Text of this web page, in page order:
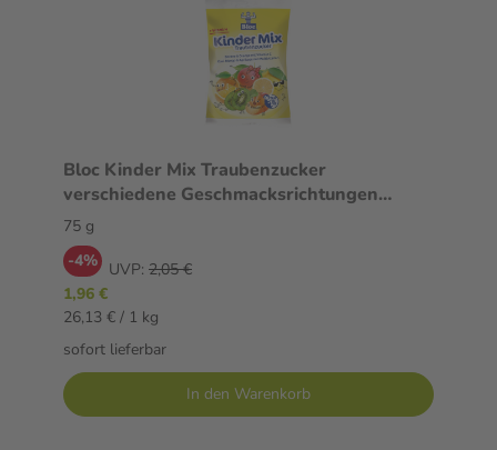
Bloc Kinder Mix Traubenzucker
verschiedene Geschmacksrichtungen
Beutel 75 g
75 g
-4% UVP: 2,05 €
1,96 €
26,13 € / 1 kg
sofort lieferbar
In den Warenkorb